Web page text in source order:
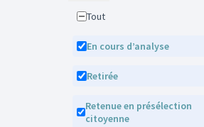
Tout
En cours d’analyse
Retirée
Retenue en présélection
citoyenne